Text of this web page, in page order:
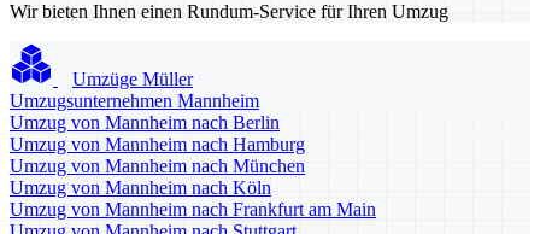
Wir bieten Ihnen einen Rundum-Service für Ihren Umzug
Umzüge Müller
Umzugsunternehmen Mannheim
Umzug von Mannheim nach Berlin
Umzug von Mannheim nach Hamburg
Umzug von Mannheim nach München
Umzug von Mannheim nach Köln
Umzug von Mannheim nach Frankfurt am Main